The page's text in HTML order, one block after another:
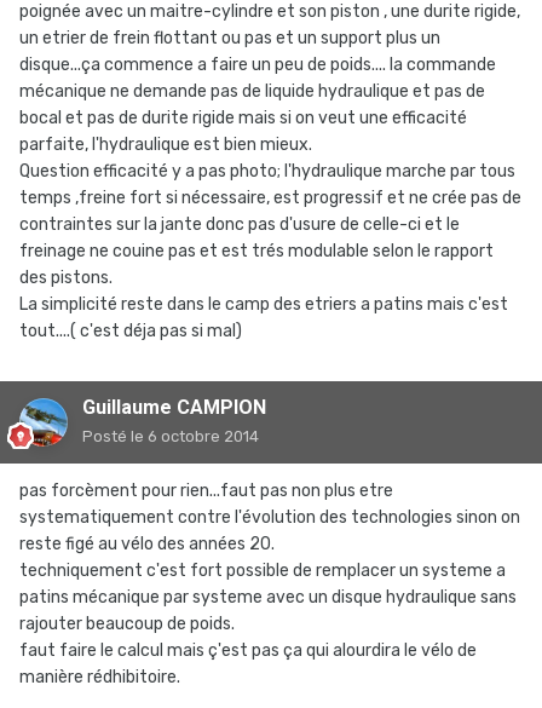
poignée avec un maitre-cylindre et son piston , une durite rigide,
un etrier de frein flottant ou pas et un support plus un
disque...ça commence a faire un peu de poids.... la commande
mécanique ne demande pas de liquide hydraulique et pas de
bocal et pas de durite rigide mais si on veut une efficacité
parfaite, l'hydraulique est bien mieux.
Question efficacité y a pas photo; l'hydraulique marche par tous
temps ,freine fort si nécessaire, est progressif et ne crée pas de
contraintes sur la jante donc pas d'usure de celle-ci et le
freinage ne couine pas et est trés modulable selon le rapport
des pistons.
La simplicité reste dans le camp des etriers a patins mais c'est
tout....( c'est déja pas si mal)
Guillaume CAMPION
Posté le 6 octobre 2014
pas forcèment pour rien...faut pas non plus etre
systematiquement contre l'évolution des technologies sinon on
reste figé au vélo des années 20.
techniquement c'est fort possible de remplacer un systeme a
patins mécanique par systeme avec un disque hydraulique sans
rajouter beaucoup de poids.
faut faire le calcul mais ç'est pas ça qui alourdira le vélo de
manière rédhibitoire.